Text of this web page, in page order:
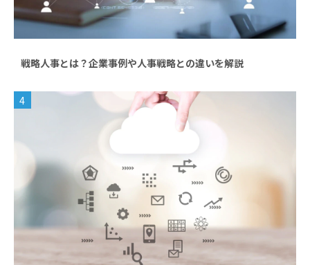
戦略人事とは？企業事例や人事戦略との違いを解説
4